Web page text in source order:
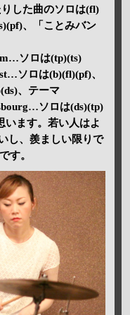
した曲のソロは(fl)
、「ことみバン
ソロは(tp)(ts)
ソロは(b)(fl)(pf)、
、テーマ
ソロは(ds)(tp)
います。若い人はよ
し、羨ましい限りで
す。